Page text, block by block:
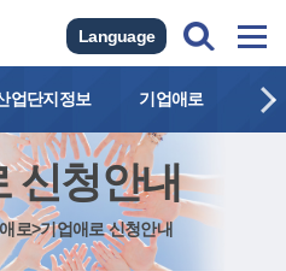
Language
업단지정보 기업애로 연
신청안내
로>기업애로 신청안내